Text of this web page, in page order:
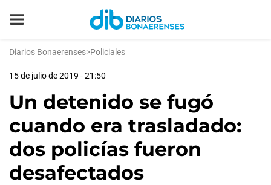
Diarios Bonaerenses>Policiales
15 de julio de 2019 - 21:50
Un detenido se fugó
cuando era trasladado:
dos policías fueron
desafectados